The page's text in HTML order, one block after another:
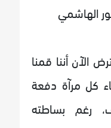
الهاشمي
الآن أننا قمنا
كل مرآة دفعة
رغم بساطته